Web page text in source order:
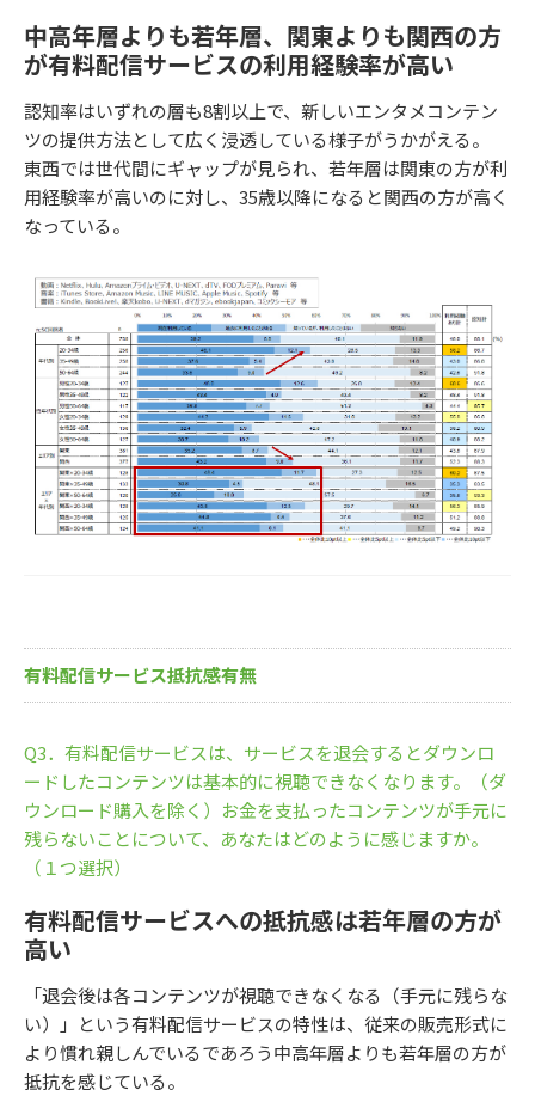
中高年層よりも若年層、関東よりも関西の方
が有料配信サービスの利用経験率が高い
認知率はいずれの層も8割以上で、新しいエンタメコンテン
ツの提供方法として広く浸透している様子がうかがえる。
東西では世代間にギャップが見られ、若年層は関東の方が利
用経験率が高いのに対し、35歳以降になると関西の方が高く
なっている。
有料配信サービス抵抗感有無
Q3．有料配信サービスは、サービスを退会するとダウンロ
ードしたコンテンツは基本的に視聴できなくなります。（ダ
ウンロード購入を除く）お金を支払ったコンテンツが手元に
残らないことについて、あなたはどのように感じますか。
（１つ選択）
有料配信サービスへの抵抗感は若年層の方が
高い
「退会後は各コンテンツが視聴できなくなる（手元に残らな
い）」という有料配信サービスの特性は、従来の販売形式に
より慣れ親しんでいるであろう中高年層よりも若年層の方が
抵抗を感じている。